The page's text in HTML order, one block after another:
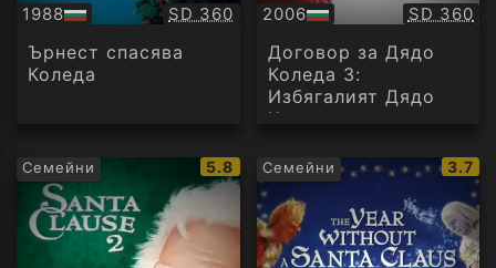
1988
БГ
аудио
Качество:
SD 360
Ърнест спасява
Коледа
2006
БГ
аудио
SD 360
Договор за Дядо
Коледа 3:
Избягалият Дядо
Коледа
Семейни
IMDb
рейтинг:
5.8 Семейни
IMDb
3.7